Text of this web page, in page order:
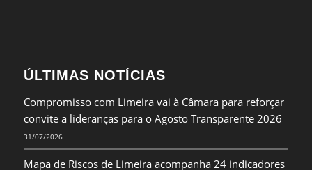
ÚLTIMAS NOTÍCIAS
Compromisso com Limeira vai à Câmara para reforçar
convite a lideranças para o Agosto Transparente 2026
31/07/2026
Mapa de Riscos de Limeira acompanha 24 indicadores